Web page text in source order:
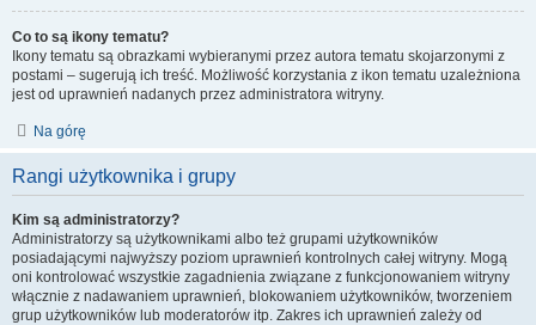
Co to są ikony tematu?
Ikony tematu są obrazkami wybieranymi przez autora tematu skojarzonymi z
postami – sugerują ich treść. Możliwość korzystania z ikon tematu uzależniona
jest od uprawnień nadanych przez administratora witryny.
Na górę
Rangi użytkownika i grupy
Kim są administratorzy?
Administratorzy są użytkownikami albo też grupami użytkowników
posiadającymi najwyższy poziom uprawnień kontrolnych całej witryny. Mogą
oni kontrolować wszystkie zagadnienia związane z funkcjonowaniem witryny
włącznie z nadawaniem uprawnień, blokowaniem użytkowników, tworzeniem
grup użytkowników lub moderatorów itp. Zakres ich uprawnień zależy od